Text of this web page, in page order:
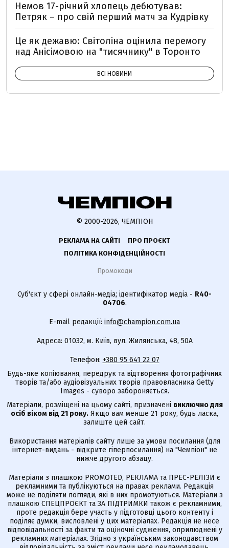
Немов 17-річний хлопець дебютував:
Петряк – про свій перший матч за Кудрівку
Це як дежавю: Світоліна оцінила перемогу
над Анісімовою на "тисячнику" в Торонто
ВСІ НОВИНИ
© 2000-2026, ЧЕМПІОН
РЕКЛАМА НА САЙТІ
ПРО ПРОЄКТ
ПОЛІТИКА КОНФІДЕНЦІЙНОСТІ
Промокоди
Суб'єкт у сфері онлайн-медіа; ідентифікатор медіа - R40-
04706.
E-mail редакції: info@champion.com.ua
Адреса: 01032, м. Київ, вул. Жилянська, 48, 50А
Телефон: +380 95 641 22 07
Будь-яке копіювання, передрук та відтворення фотографічних
творів та/або аудіовізуальних творів правовласника Getty
Images - суворо забороняється.
Матеріали, розміщені на цьому сайті, призначені виключно для
осіб віком від 21 року. Якщо вам менше 21 року, будь ласка,
залиште цей сайт.
Використання матеріалів сайту лише за умови посилання (для
інтернет-видань - відкрите гіперпосилання) на "Чемпіон" не
нижче другого абзацу.
Матеріали з плашкою PROMOTED, РЕКЛАМА та ПРЕС-РЕЛІЗИ є
рекламними та публікуються на правах реклами. Редакція
може не поділяти погляди, які в них промотуються. Матеріали з
плашкою СПЕЦПРОЄКТ та ЗА ПІДТРИМКИ також є рекламними,
проте редакція бере участь у підготовці цього контенту і
поділяє думки, висловлені у цих матеріалах. Редакція не несе
відповідальності за факти та оціночні судження, оприлюднені у
рекламних матеріалах. Згідно з українським законодавством